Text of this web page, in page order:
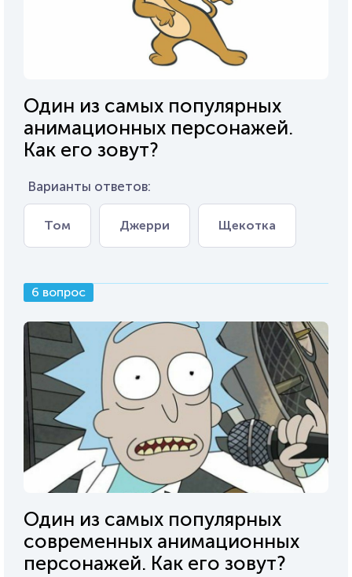
Один из самых популярных
анимационных персонажей.
Как его зовут?
Варианты ответов:
Том Джерри Щекотка
6 вопрос
Один из самых популярных
современных анимационных
персонажей. Как его зовут?